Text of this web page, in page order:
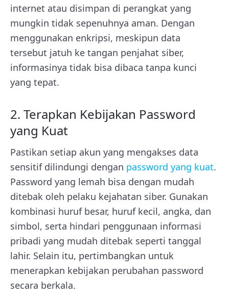
internet atau disimpan di perangkat yang
mungkin tidak sepenuhnya aman. Dengan
menggunakan enkripsi, meskipun data
tersebut jatuh ke tangan penjahat siber,
informasinya tidak bisa dibaca tanpa kunci
yang tepat.
2. Terapkan Kebijakan Password
yang Kuat
Pastikan setiap akun yang mengakses data
sensitif dilindungi dengan password yang kuat.
Password yang lemah bisa dengan mudah
ditebak oleh pelaku kejahatan siber. Gunakan
kombinasi huruf besar, huruf kecil, angka, dan
simbol, serta hindari penggunaan informasi
pribadi yang mudah ditebak seperti tanggal
lahir. Selain itu, pertimbangkan untuk
menerapkan kebijakan perubahan password
secara berkala.